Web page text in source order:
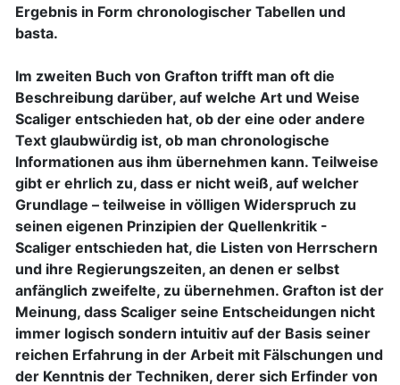
Ergebnis in Form chronologischer Tabellen und
basta.
Im zweiten Buch von Grafton trifft man oft die
Beschreibung darüber, auf welche Art und Weise
Scaliger entschieden hat, ob der eine oder andere
Text glaubwürdig ist, ob man chronologische
Informationen aus ihm übernehmen kann. Teilweise
gibt er ehrlich zu, dass er nicht weiß, auf welcher
Grundlage – teilweise in völligen Widerspruch zu
seinen eigenen Prinzipien der Quellenkritik -
Scaliger entschieden hat, die Listen von Herrschern
und ihre Regierungszeiten, an denen er selbst
anfänglich zweifelte, zu übernehmen. Grafton ist der
Meinung, dass Scaliger seine Entscheidungen nicht
immer logisch sondern intuitiv auf der Basis seiner
reichen Erfahrung in der Arbeit mit Fälschungen und
der Kenntnis der Techniken, derer sich Erfinder von